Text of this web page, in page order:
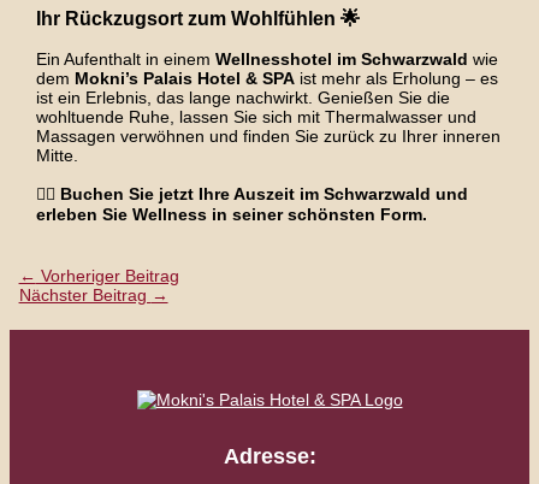
Ihr Rückzugsort zum Wohlfühlen 🌟
Ein Aufenthalt in einem Wellnesshotel im Schwarzwald wie
dem Mokni’s Palais Hotel & SPAist mehr als Erholung – es
ist ein Erlebnis, das lange nachwirkt. Genießen Sie die
wohltuende Ruhe, lassen Sie sich mit Thermalwasser und
Massagen verwöhnen und finden Sie zurück zu Ihrer inneren
Mitte.
🧘‍♀️ Buchen Sie jetzt Ihre Auszeit im Schwarzwald und
erleben Sie Wellness in seiner schönsten Form.
← Vorheriger Beitrag
Nächster Beitrag →
Adresse: